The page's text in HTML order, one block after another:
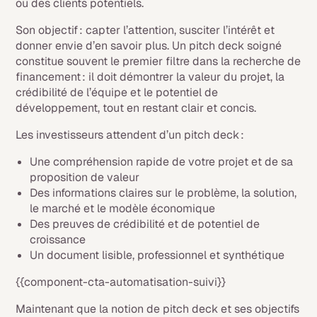
ou des clients potentiels.
Son objectif : capter l’attention, susciter l’intérêt et
donner envie d’en savoir plus. Un pitch deck soigné
constitue souvent le premier filtre dans la recherche de
financement : il doit démontrer la valeur du projet, la
crédibilité de l’équipe et le potentiel de
développement, tout en restant clair et concis.
Les investisseurs attendent d’un pitch deck :
Une compréhension rapide de votre projet et de sa
proposition de valeur
Des informations claires sur le problème, la solution,
le marché et le modèle économique
Des preuves de crédibilité et de potentiel de
croissance
Un document lisible, professionnel et synthétique
{{component-cta-automatisation-suivi}}
Maintenant que la notion de pitch deck et ses objectifs